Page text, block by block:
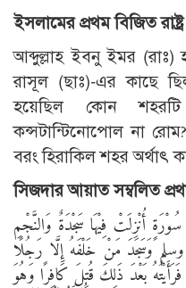
ইসলামের প্রথম বিজিত
আব্দুল্লাহ ইবনু ইমর (রাঃ)
রাসূল (ছাঃ)-এর কাছে
হয়েছিল কোন
কন্সটান্টিনোপোল না
বরং হিরাকিল শহর অর্থাৎ
সিজদার আয়াত সম্বলিত
أُنْزِلَتْ فِيْهَا سَجْدَةٌ وَالنَّجْمِ
وَسَجَدَ مَنْ خَلْفَهُ إِلَّا رَجُلًا
بَعْدَ ذَلِكَ قُتِلَ كَافِرًا وَهُوَ